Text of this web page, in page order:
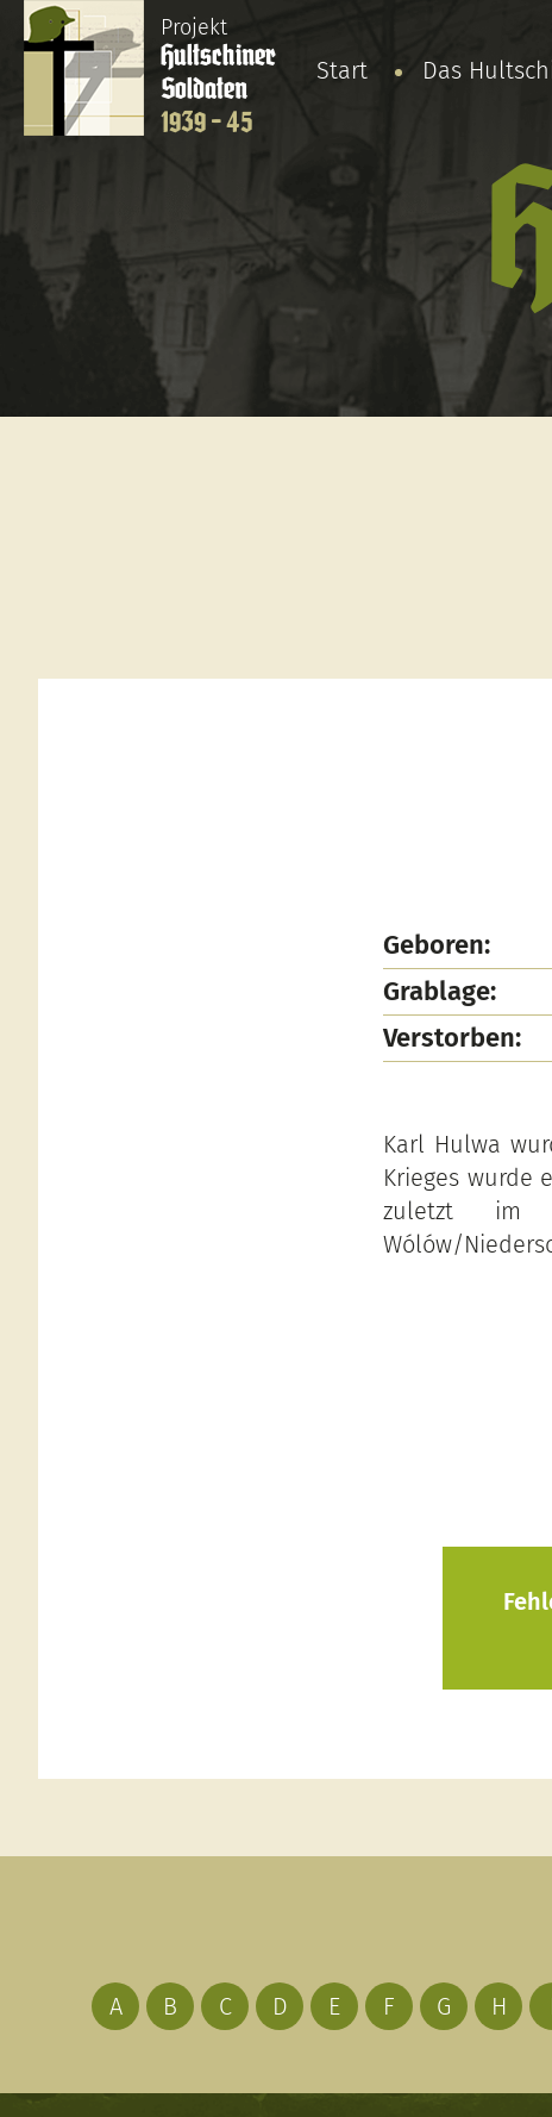
Projekt
Hultschiner
Soldaten
1939 - 45
Start Das
Geboren:
Grablage:
Verstorben:
Karl Hulwa
Krieges wurde
zuletzt im
Wólów/
A B C D E F G H